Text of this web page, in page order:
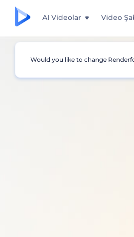
AI Videolar Video
Would you like to change